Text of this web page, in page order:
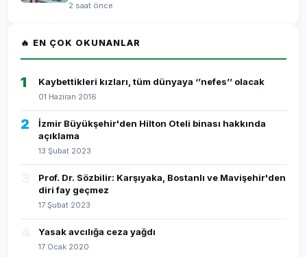
2 saat önce
🔥 EN ÇOK OKUNANLAR
1 Kaybettikleri kızları, tüm dünyaya ‘’nefes’’ olacak
01 Haziran 2016
2
İzmir Büyükşehir'den Hilton Oteli binası hakkında
açıklama
13 Şubat 2023
Prof. Dr. Sözbilir: Karşıyaka, Bostanlı ve Mavişehir'den
diri fay geçmez
17 Şubat 2023
Yasak avcılığa ceza yağdı
17 Ocak 2020